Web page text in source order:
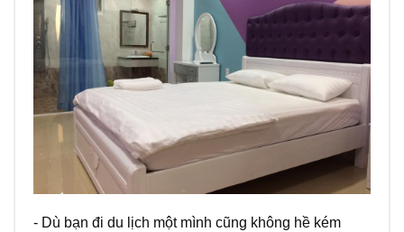
- Dù bạn đi du lịch một mình cũng không hề kém